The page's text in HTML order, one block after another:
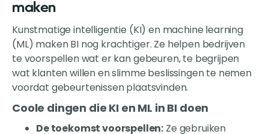
maken
Kunstmatige intelligentie (KI) en machine learning
(ML) maken BI nog krachtiger. Ze helpen bedrijven
te voorspellen wat er kan gebeuren, te begrijpen
wat klanten willen en slimme beslissingen te nemen
voordat gebeurtenissen plaatsvinden.
Coole dingen die KI en ML in BI doen
De toekomst voorspellen: Ze gebruiken